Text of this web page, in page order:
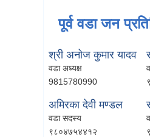
पूर्व वडा जन
श्री अनोज कुमार यादव
वडा अध्यक्ष
9815780990
अमिरका देवी मण्डल
वडा सदस्य
९८०४७५४४१२